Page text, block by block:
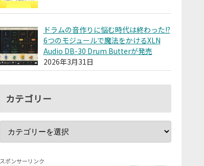
ドラムの音作りに悩む時代は終わった!?
6つのモジュールで魔法をかけるXLN
Audio DB-30 Drum Butterが発売
2026年3月31日
カテゴリー
スポンサーリンク